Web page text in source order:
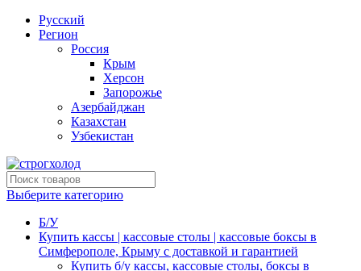
Русский
Регион
Россия
Крым
Херсон
Запорожье
Азербайджан
Казахстан
Узбекистан
Выберите категорию
Б/У
Купить кассы | кассовые столы | кассовые боксы в
Симферополе, Крыму с доставкой и гарантией
Купить б/у кассы, кассовые столы, боксы в